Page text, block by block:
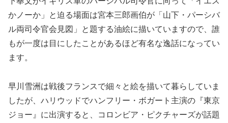
かノーか」と迫る場面は宮本三郎画伯が「山下・パーシバ
ル両司令官会見図」と題する油絵に描いていますので、誰
もが一度は目にしたことがあるほど有名な逸話になってい
ます。
早川雪洲は戦後フランスで細々と絵を描いて暮らしていま
したが、ハリウッドでハンフリー・ボガート主演の『東京
ジョー』に出演すると、コロンビア・ピクチャーズが話題